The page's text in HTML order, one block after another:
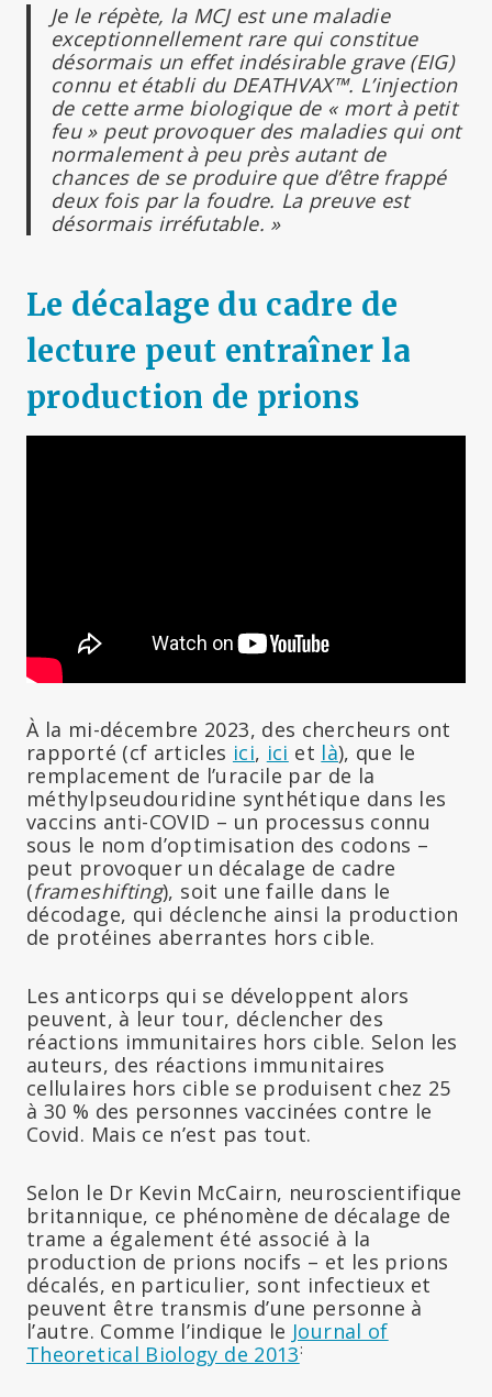
Je le répète, la MCJ est une maladie
exceptionnellement rare qui constitue
désormais un effet indésirable grave (EIG)
connu et établi du DEATHVAX™. L’injection
de cette arme biologique de « mort à petit
feu » peut provoquer des maladies qui ont
normalement à peu près autant de
chances de se produire que d’être frappé
deux fois par la foudre. La preuve est
désormais irréfutable. »
Le décalage du cadre de
lecture peut entraîner la
production de prions
À la mi-décembre 2023, des chercheurs ont
rapporté (cf articles ici, ici et là), que le
remplacement de l’uracile par de la
méthylpseudouridine synthétique dans les
vaccins anti-COVID – un processus connu
sous le nom d’optimisation des codons –
peut provoquer un décalage de cadre
(frameshifting), soit une faille dans le
décodage, qui déclenche ainsi la production
de protéines aberrantes hors cible.
Les anticorps qui se développent alors
peuvent, à leur tour, déclencher des
réactions immunitaires hors cible. Selon les
auteurs, des réactions immunitaires
cellulaires hors cible se produisent chez 25
à 30 % des personnes vaccinées contre le
Covid. Mais ce n’est pas tout.
Selon le Dr Kevin McCairn, neuroscientifique
britannique, ce phénomène de décalage de
trame a également été associé à la
production de prions nocifs – et les prions
décalés, en particulier, sont infectieux et
peuvent être transmis d’une personne à
l’autre. Comme l’indique le Journal of
Theoretical Biology de 2013: